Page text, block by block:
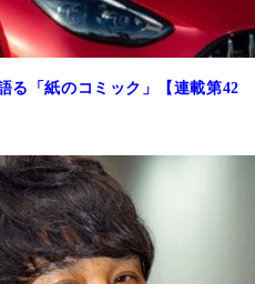
る「紙のコミック」【連載第42